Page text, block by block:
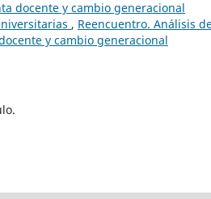
docente y cambio generacional
, Reencuentro. Análisis
y cambio generacional